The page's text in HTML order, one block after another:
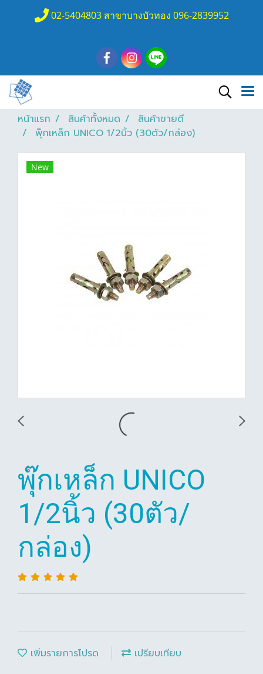
02-5404803 สาขาบางบัวทอง 096-2839952
หน้าแรก สินค้าทั้งหมด
สินค้าขายดี
พุ๊กเหล็ก UNICO 1/2นิ้ว (30ตัว/กล่อง)
New
พุ๊กเหล็ก UNICO
1/2นิ้ว (30ตัว/
กล่อง)
เพิ่มรายการโปรด
เปรียบเทียบ